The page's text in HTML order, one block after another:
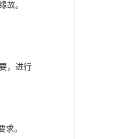
故。
，进行
求。